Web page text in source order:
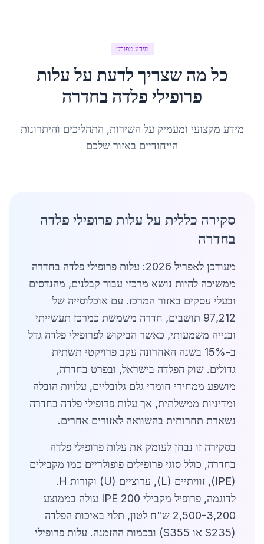
מידע מפורט
כל מה שצריך לדעת עלעלות
פרופילי פלדה בחדרה
מידע מקצועי ומעמיק על השירות, התהליכים והיתרונות
הייחודיים באזור שלכם
סקירה כללית על עלות פרופילי פלדה
בחדרה
מעודכן לאפריל 2026: עלות פרופילי פלדה בחדרה
ממשיכה להיות נושא מרכזי עבור קבלנים, מהנדסים
ובעלי עסקים באזור המרכז. עם אוכלוסייה של
97,212 תושבים, חדרה משמשת כמרכז תעשייתי
ובנייה משמעותי, כאשר הביקוש לפרופילי פלדה גדל
ב-15% בשנה האחרונה עקב פרויקטי תשתית
גדולים. שוק הפלדה בישראל, ובפרט בחדרה,
מושפע ממחירי חומרי גלם גלובליים, עלויות הובלה
ומדיניות ממשלתית, אך עלות פרופילי פלדה בחדרה
נשארת תחרותית בהשוואה לאזורים אחרים.
בסקירה זו נבחן לעומק את עלות פרופילי פלדה
בחדרה, כולל סוגי פרופילים פופולריים כמו מקבילים
(IPE), זוויתיים (L), ערוציים (U) וקורות H.
לדוגמה, פרופיל מקבילי IPE 200 עולה בממוצע
2,500-3,200 ש"ח לטון, תלוי באיכות הפלדה
(S235 או S355) ובכמות ההזמנה. עלות פרופילי